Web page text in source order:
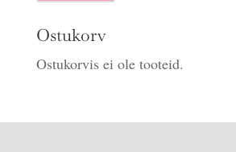
Ostukorv
Ostukorvis ei ole tooteid.